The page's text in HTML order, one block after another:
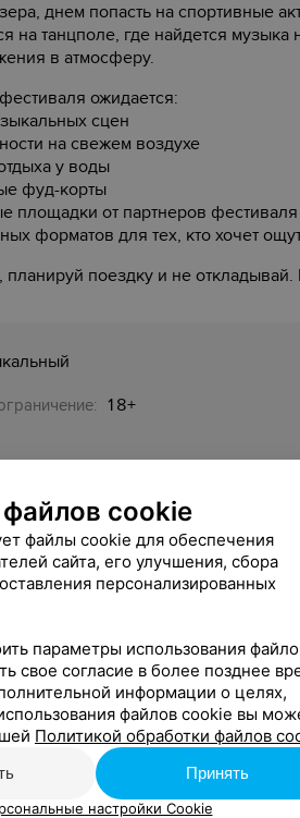
днем попасть на спортивные
на танцполе, где найдется
в атмосферу.
ожидается:
сцен
на свежем воздухе
у воды
фуд-корты
площадки от партнеров фестиваля
форматов для тех, кто хочет
поездку и не
18+
с 16:00 24 июля 2026 до 04:00
cookie
файлы cookie для обеспечения
сайта, его улучшения, сбора
персонализированных
параметры использования
свое согласие в более позднее
информации о целях,
файлов cookie вы
Политикой обработки файлов
Принять
настройки Cookie